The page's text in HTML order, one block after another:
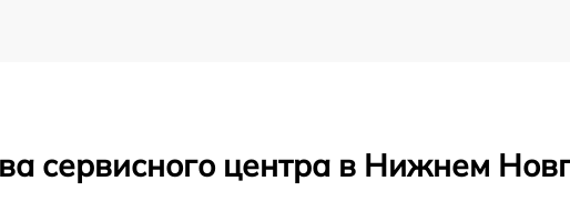
сервисного центра в Нижнем